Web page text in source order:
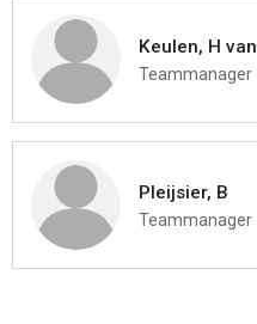
Keulen, H van
Teammanager
Pleijsier, B
Teammanager